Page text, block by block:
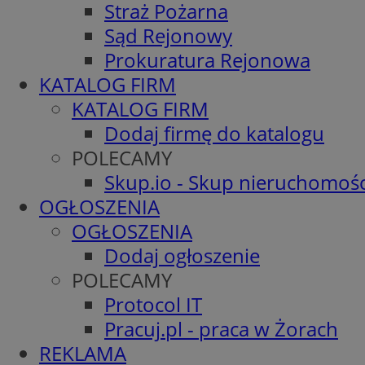
Straż Pożarna
Sąd Rejonowy
Prokuratura Rejonowa
KATALOG FIRM
KATALOG FIRM
Dodaj firmę do katalogu
POLECAMY
Skup.io - Skup
OGŁOSZENIA
OGŁOSZENIA
Dodaj ogłoszenie
POLECAMY
Protocol IT
Pracuj.pl - praca w Żorach
REKLAMA